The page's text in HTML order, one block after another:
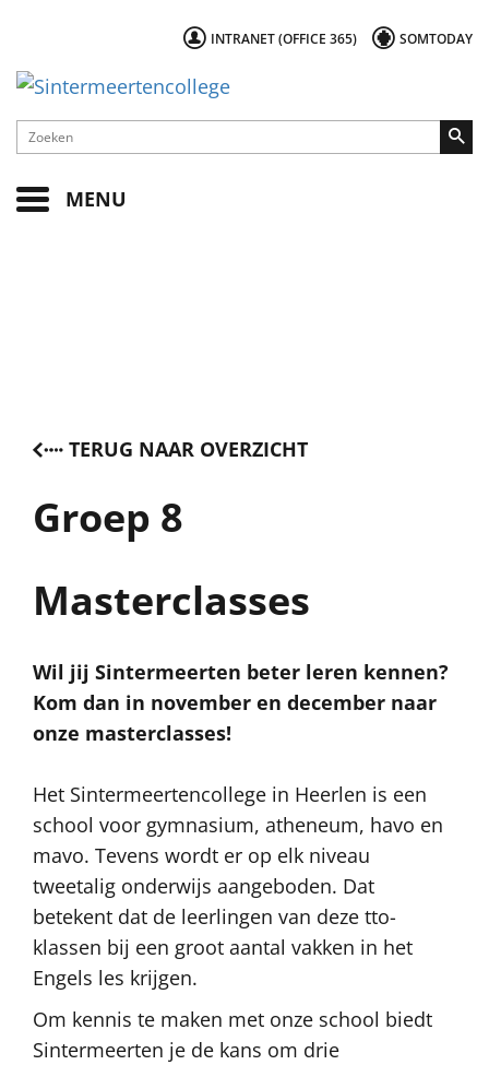
INTRANET (OFFICE 365) SOMTODAY
MENU
TERUG NAAR OVERZICHT
Groep 8
Masterclasses
Wil jij Sintermeerten beter leren kennen?
Kom dan in november en december naar
onze masterclasses!
Het Sintermeertencollege in Heerlen is een
school voor gymnasium, atheneum, havo en
mavo. Tevens wordt er op elk niveau
tweetalig onderwijs aangeboden. Dat
betekent dat de leerlingen van deze tto-
klassen bij een groot aantal vakken in het
Engels les krijgen.
Om kennis te maken met onze school biedt
Sintermeerten je de kans om drie